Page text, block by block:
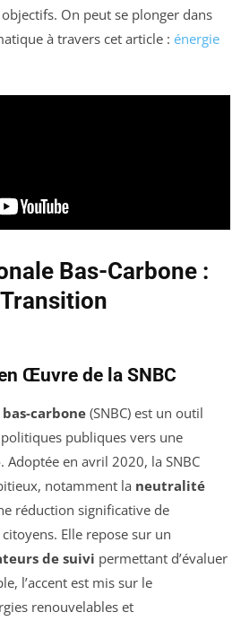
On peut se plonger dans
à travers cet article : énergie
Bas-Carbone :
Œuvre de la SNBC
carbone(SNBC) est un outil
publiques vers une
. Adoptée en avril 2020, la SNBC
notamment la neutralité
réduction significative de
Elle repose sur un
de suivi permettant d’évaluer
l’accent est mis sur le
renouvelables et